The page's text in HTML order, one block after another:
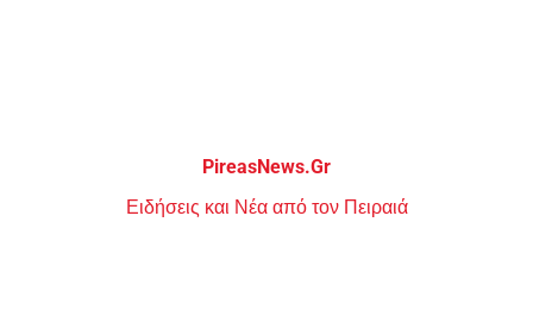
PireasNews.Gr
Ειδήσεις και Νέα από τον Πειραιά